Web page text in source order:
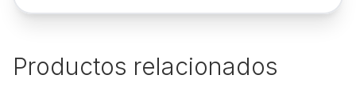
Productos relacionados